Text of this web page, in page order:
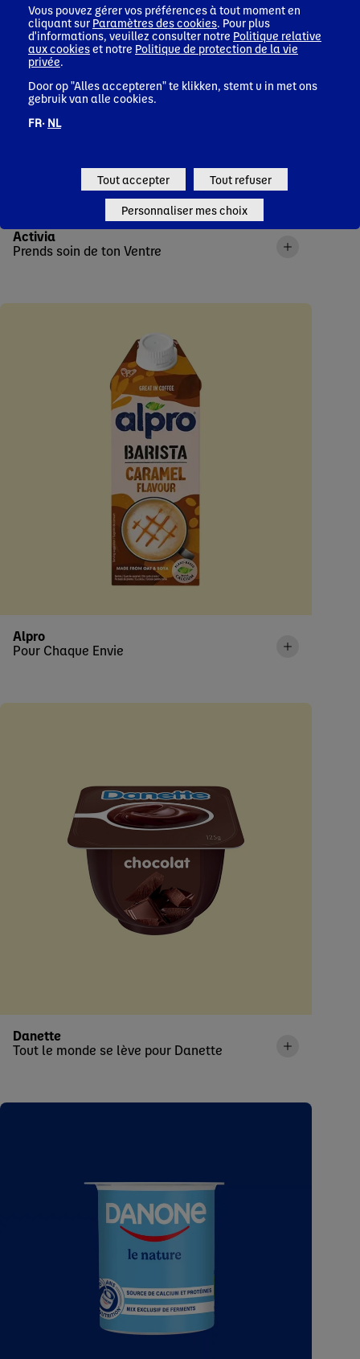
Prends soin de ton Ventre
Activia
Pour Chaque Envie
Alpro
Tout le monde se lève pour Danette
Danette
Vous pouvez gérer vos préférences à tout moment en
cliquant sur Paramètres des cookies . Pour plus
d'informations, veuillez consulter notre Politique relative
aux cookieset notre Politique de protection de la vie
privée
Door op "Alles accepteren" te klikken, stemt u in met ons
gebruik van alle cookies.
FR· NL
Tout accepter Tout refuser
Personnaliser mes choix